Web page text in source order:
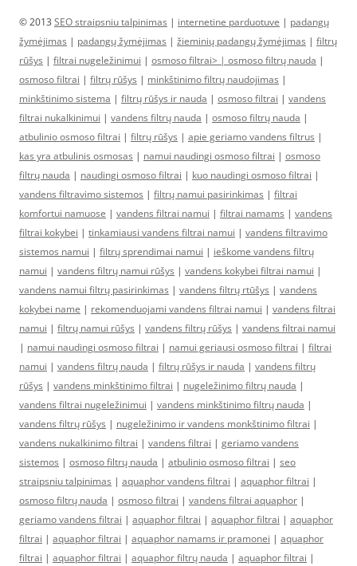
© 2013 SEO straipsniu talpinimas | internetine parduotuve | padangų
žymėjimas | padangų žymėjimas | žieminių padangų žymėjimas | filtrų
rūšys | filtrai nugeležinimui | osmoso filtrai> | osmoso filtrų nauda |
osmoso filtrai | filtrų rūšys | minkštinimo filtrų naudojimas |
minkštinimo sistema | filtrų rūšys ir nauda | osmoso filtrai | vandens
filtrai nukalkinimui | vandens filtrų nauda | osmoso filtrų nauda |
atbulinio osmoso filtrai | filtrų rūšys | apie geriamo vandens filtrus |
kas yra atbulinis osmosas | namui naudingi osmoso filtrai | osmoso
filtrų nauda | naudingi osmoso filtrai | kuo naudingi osmoso filtrai |
vandens filtravimo sistemos | filtrų namui pasirinkimas | filtrai
komfortui namuose | vandens filtrai namui | filtrai namams | vandens
filtrai kokybei | tinkamiausi vandens filtrai namui | vandens filtravimo
sistemos namui | filtrų sprendimai namui | ieškome vandens filtrų
namui | vandens filtrų namui rūšys | vandens kokybei filtrai namui |
vandens namui filtrų pasirinkimas | vandens filtrų rtūšys | vandens
kokybei name | rekomenduojami vandens filtrai namui | vandens filtrai
namui | filtrų namui rūšys | vandens filtrų rūšys | vandens filtrai namui
| namui naudingi osmoso filtrai | namui geriausi osmoso filtrai | filtrai
namui | vandens filtrų nauda | filtrų rūšys ir nauda | vandens filtrų
rūšys | vandens minkštinimo filtrai | nugeležinimo filtrų nauda |
vandens filtrai nugeležinimui | vandens minkštinimo filtrų nauda |
vandens filtrų rūšys | nugeležinimo ir vandens monkštinimo filtrai |
vandens nukalkinimo filtrai | vandens filtrai | geriamo vandens
sistemos | osmoso filtrų nauda | atbulinio osmoso filtrai | seo
straipsniu talpinimas | aquaphor vandens filtrai | aquaphor filtrai |
osmoso filtrų nauda | osmoso filtrai | vandens filtrai aquaphor |
geriamo vandens filtrai | aquaphor filtrai | aquaphor filtrai | aquaphor
filtrai | aquaphor filtrai | aquaphor namams ir pramonei | aquaphor
filtrai | aquaphor filtrai | aquaphor filtrų nauda | aquaphor filtrai |